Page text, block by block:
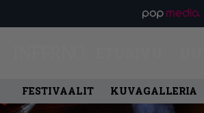
FESTIVAALIT KUVAGALLERIA